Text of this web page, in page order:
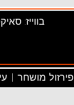
בווייז:
פירזול מושחר